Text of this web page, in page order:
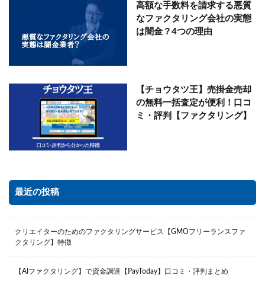
高額な手数料を請求する悪質
なファクタリング会社の実態
は闇金？4つの理由
【チョウタツ王】売掛金売却
の無料一括査定が便利！口コ
ミ・評判【ファクタリング】
最近の投稿
クリエイターのためのファクタリングサービス【GMOフリーランスファ
クタリング】特徴
【AIファクタリング】で資金調達【PayToday】口コミ・評判まとめ